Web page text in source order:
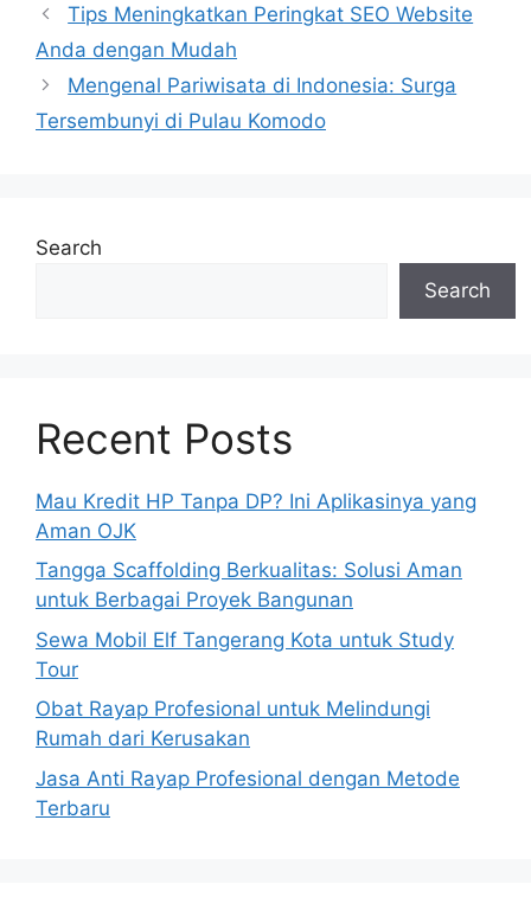
Tips Meningkatkan Peringkat SEO Website
Anda dengan Mudah
Mengenal Pariwisata di Indonesia: Surga
Tersembunyi di Pulau Komodo
Search
Search
Recent Posts
Mau Kredit HP Tanpa DP? Ini Aplikasinya yang
Aman OJK
Tangga Scaffolding Berkualitas: Solusi Aman
untuk Berbagai Proyek Bangunan
Sewa Mobil Elf Tangerang Kota untuk Study
Tour
Obat Rayap Profesional untuk Melindungi
Rumah dari Kerusakan
Jasa Anti Rayap Profesional dengan Metode
Terbaru